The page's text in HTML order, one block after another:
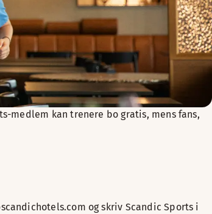
medlem kan trenere bo gratis, mens fans,
og skriv Scandic Sports i